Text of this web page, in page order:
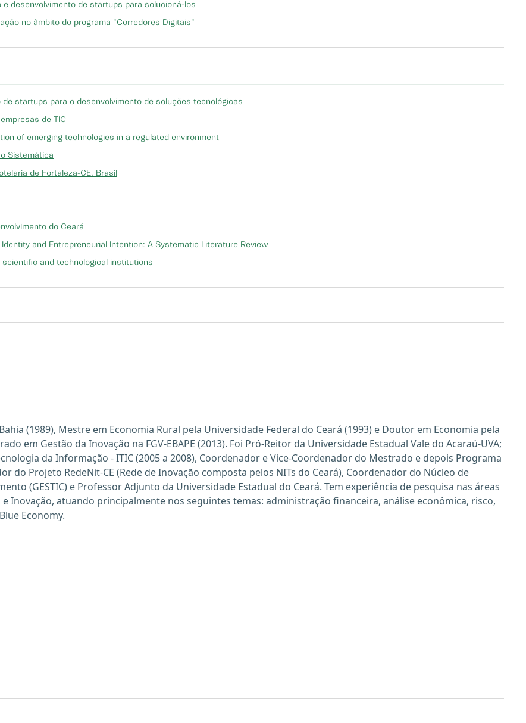
desenvolvimento de startups para solucioná-los
no âmbito do programa "Corredores Digitais"
startups para o desenvolvimento de soluções tecnológicas
de TIC
of emerging technologies in a regulated environment
Sistemática
de Fortaleza-CE, Brasil
do Ceará
and Entrepreneurial Intention: A Systematic Literature Review
and technological institutions
(1989), Mestre em Economia Rural pela Universidade Federal do Ceará (1993) e Doutor em Economia pela
em Gestão da Inovação na FGV-EBAPE (2013). Foi Pró-Reitor da Universidade Estadual Vale do Acaraú-UVA;
da Informação - ITIC (2005 a 2008), Coordenador e Vice-Coordenador do Mestrado e depois Programa
do Projeto RedeNit-CE (Rede de Inovação composta pelos NITs do Ceará), Coordenador do Núcleo de
(GESTIC) e Professor Adjunto da Universidade Estadual do Ceará. Tem experiência de pesquisa nas áreas
Inovação, atuando principalmente nos seguintes temas: administração financeira, análise econômica, risco,
Economy.